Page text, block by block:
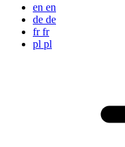
en en
de de
fr fr
pl pl